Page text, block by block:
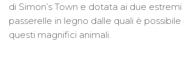
di Simon’s Town e dotata ai due
passerelle in legno dalle quali è possibile
questi magnifici animali.